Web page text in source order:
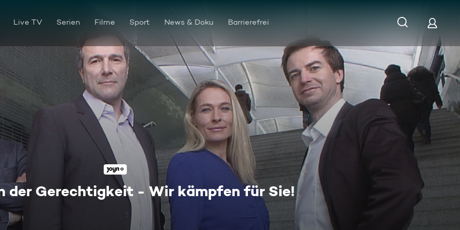
Live TV Serien Filme Sport News & Doku Barrierefrei
der Gerechtigkeit - Wir kämpfen für Sie!